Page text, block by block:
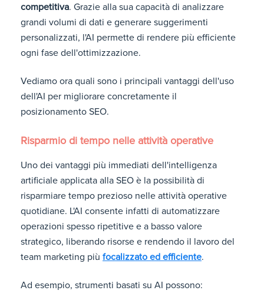
competitiva. Grazie alla sua capacità di analizzare
grandi volumi di dati e generare suggerimenti
personalizzati, l'AI permette di rendere più efficiente
ogni fase dell'ottimizzazione.
Vediamo ora quali sono i principali vantaggi dell'uso
dell'AI per migliorare concretamente il
posizionamento SEO.
Risparmio di tempo nelle attività operative
Uno dei vantaggi più immediati dell'intelligenza
artificiale applicata alla SEO è la possibilità di
risparmiare tempo prezioso nelle attività operative
quotidiane. L'AI consente infatti di automatizzare
operazioni spesso ripetitive e a basso valore
strategico, liberando risorse e rendendo il lavoro del
team marketing più focalizzato ed efficiente.
Ad esempio, strumenti basati su AI possono: